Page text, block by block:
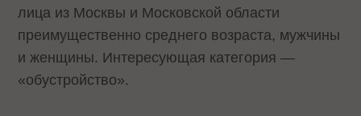
лица из Москвы и Московской области
преимущественно среднего возраста, мужчины
и женщины. Интересующая категория —
«обустройство».